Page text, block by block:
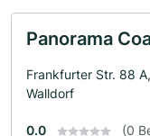
Panorama
Frankfurter Str. 88
Walldorf
0.0 (0